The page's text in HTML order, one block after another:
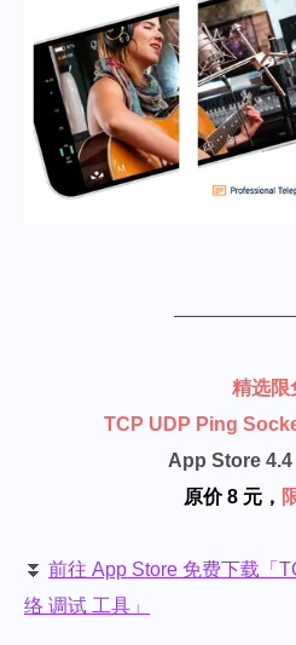
精选限
TCP UDP Ping
App Store 4.4
原价 8 元，
⏬ 前往 App Store 免费下载「
络 调试 工具」